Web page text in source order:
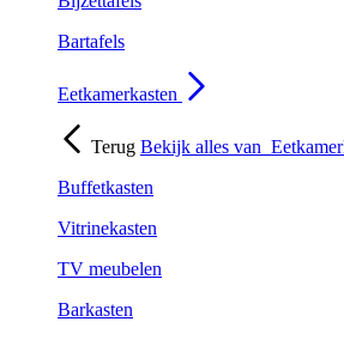
Bartafels
Eetkamerkasten
Terug Bekijk alles van
Buffetkasten
Vitrinekasten
TV meubelen
Barkasten